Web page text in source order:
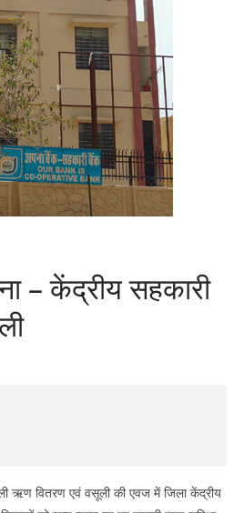
– केंद्रीय सहकारी
ऋण वितरण एवं वसूली की एवज में जिला केंद्रीय